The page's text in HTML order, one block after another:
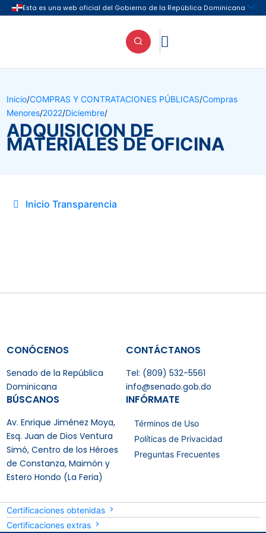

Inicio/COMPRAS Y CONTRATACIONES PÚBLICAS/Compras
Menores/2022/Diciembre/
ADQUISICION DE
MATERIALES DE OFICINA
Inicio Transparencia
CONÓCENOS
Senado de la República
Dominicana
CONTÁCTANOS
Tel: (809) 532-5561
info@senado.gob.do
BÚSCANOS
Av. Enrique Jiménez Moya,
Esq. Juan de Dios Ventura
Simó, Centro de los Héroes
de Constanza, Maimón y
Estero Hondo (La Feria)
INFÓRMATE
Términos de Uso
Políticas de Privacidad
Preguntas Frecuentes
Certificaciones obtenidas
Certificaciones extras